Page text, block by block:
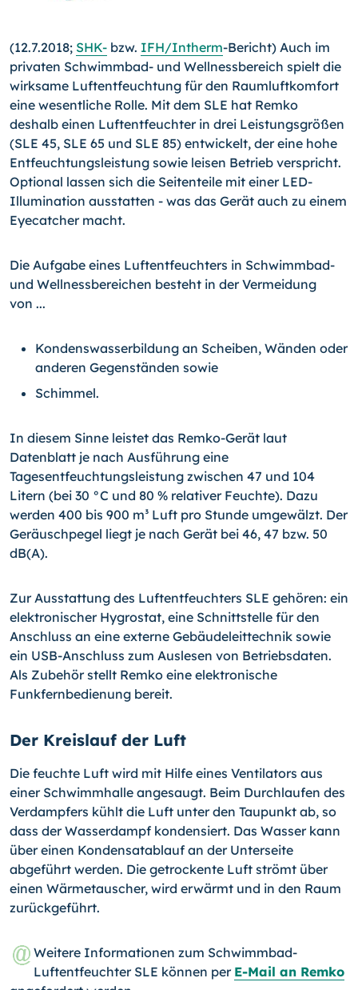
(12.7.2018; SHK- bzw. IFH/In­therm-Bericht) Auch im
privaten Schwimmbad- und Wellnessbereich spielt die
wirksame Luftentfeuchtung für den Raumluftkomfort
eine wesentliche Rolle. Mit dem SLE hat Remko
deshalb einen Luftentfeuchter in drei Leistungsgrößen
(SLE 45, SLE 65 und SLE 85) entwickelt, der eine hohe
Entfeuchtungsleistung sowie leisen Betrieb verspricht.
Optional lassen sich die Seitenteile mit einer LED-
Illumination ausstatten - was das Gerät auch zu einem
Eyecatcher macht.
Die Aufgabe eines Luftentfeuchters in Schwimmbad-
und Wellnessbereichen besteht in der Vermeidung
von ...
Kondenswasserbildung an Scheiben, Wänden oder
anderen Gegenständen sowie
Schimmel.
In diesem Sinne leistet das Remko-Gerät laut
Datenblatt je nach Ausführung eine
Tagesentfeuchtungsleistung zwischen 47 und 104
Litern (bei 30 °C und 80 % relativer Feuchte). Dazu
werden 400 bis 900 m³ Luft pro Stunde umgewälzt. Der
Geräuschpegel liegt je nach Gerät bei 46, 47 bzw. 50
dB(A).
Zur Ausstattung des Luftentfeuchters SLE gehören: ein
elektronischer Hygrostat, eine Schnittstelle für den
Anschluss an eine externe Gebäudeleittechnik sowie
ein USB-An­schluss zum Auslesen von Betriebsdaten.
Als Zubehör stellt Remko eine elektronische
Funkfernbedienung bereit.
Der Kreislauf der Luft
Die feuchte Luft wird mit Hilfe eines Ventilators aus
einer Schwimmhalle angesaugt. Beim Durchlaufen des
Verdampfers kühlt die Luft unter den Taupunkt ab, so
dass der Wasserdampf kondensiert. Das Wasser kann
über einen Kondensatablauf an der Unterseite
abgeführt werden. Die getrockente Luft strömt über
einen Wärmetauscher, wird erwärmt und in den Raum
zurückgeführt.
Weitere Informationen zum Schwimmbad-
Luftentfeuchter SLE können per E-Mail an Remko